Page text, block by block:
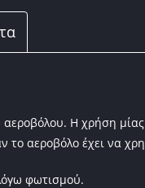
αεροβόλου. Η χρήση
αεροβόλο έχει να
φωτισμού.